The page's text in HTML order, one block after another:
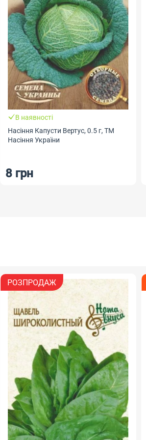
В наявності
Насіння Капусти Вертус, 0.5 г, ТМ
Насіння України
8 грн
РОЗПРОДАЖ